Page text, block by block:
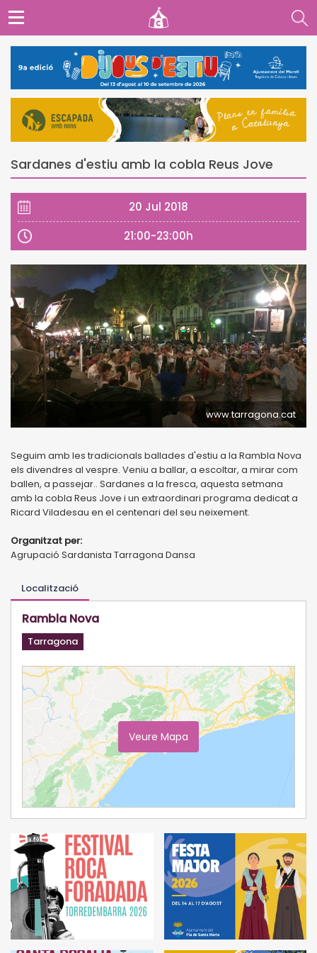
Sardanes d'estiu amb la cobla Reus Jove
20 Jul 2018
21:00-23:00h
www.tarragona.cat
Seguim amb les tradicionals ballades d'estiu a la Rambla Nova
els divendres al vespre. Veniu a ballar, a escoltar, a mirar com
ballen, a passejar.. Sardanes a la fresca, aquesta setmana
amb la cobla Reus Jove i un extraordinari programa dedicat a
Ricard Viladesau en el centenari del seu neixement.
Organitzat per:
Agrupació Sardanista Tarragona Dansa
Localització
Rambla Nova
Tarragona
Veure Mapa